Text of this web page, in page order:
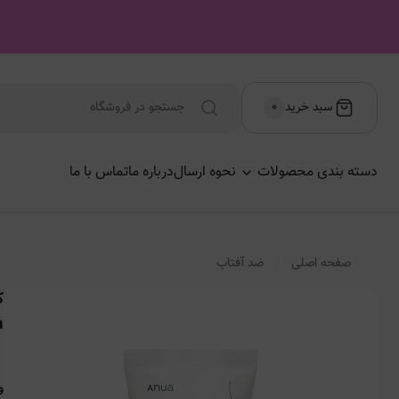
سبد خرید ۰
دسته بندی محصولات نحوه ارسالدرباره ماتماس با ما
صفحه اصلی ضد آفتاب